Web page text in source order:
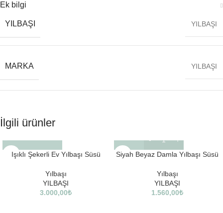
Ek bilgi
YILBAŞI YILBAŞI
MARKA YILBAŞI
İlgili ürünler
Işıklı Şekerli Ev Yılbaşı Süsü
Yılbaşı
YILBAŞI
3.000,00₺
Siyah Beyaz Damla Yılbaşı Süsü
Yılbaşı
YILBAŞI
1.560,00₺